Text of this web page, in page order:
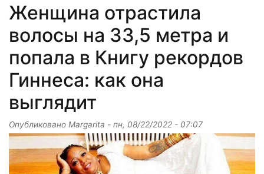
Женщина отрастила
волосы на 33,5 метра и
попала в Книгу рекордов
Гиннеса: как она
выглядит
Опубликовано Margarita - пн, 08/22/2022 - 07:07